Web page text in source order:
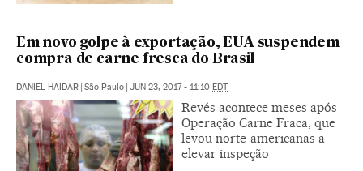
Em novo golpe à exportação, EUA suspendem
compra de carne fresca do Brasil
DANIEL HAIDAR São Paulo JUN 23, 2017 - 11:10 EDT
Revés acontece meses após
Operação Carne Fraca, que
levou norte-americanas a
elevar inspeção